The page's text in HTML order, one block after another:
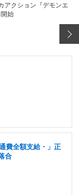
アクション『デモンエ
始
費全額支給・」正
合